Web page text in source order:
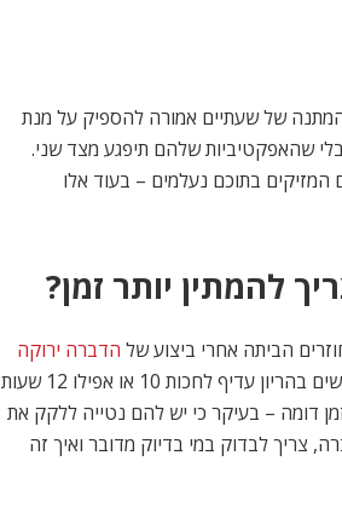
של שעתיים אמורה להספיק על מנת
שהאפקטיביות שלהם תיפגע מצד שני.
בתוכם נעלמים – בעוד אלו
להמתין יותר זמן?
הביתה אחרי ביצוע של הדברה ירוקה
או רגילה. אצל ילדים ותינוקות, מומלץ לחכות 6-8 שעות. אצל נשים בהריון עדיף לחכות 10 או אפילו 12 שעות
דומה – בעיקר כי יש להם נטייה ללקק את
צריך לבדוק במי בדיוק מדובר ואיך זה